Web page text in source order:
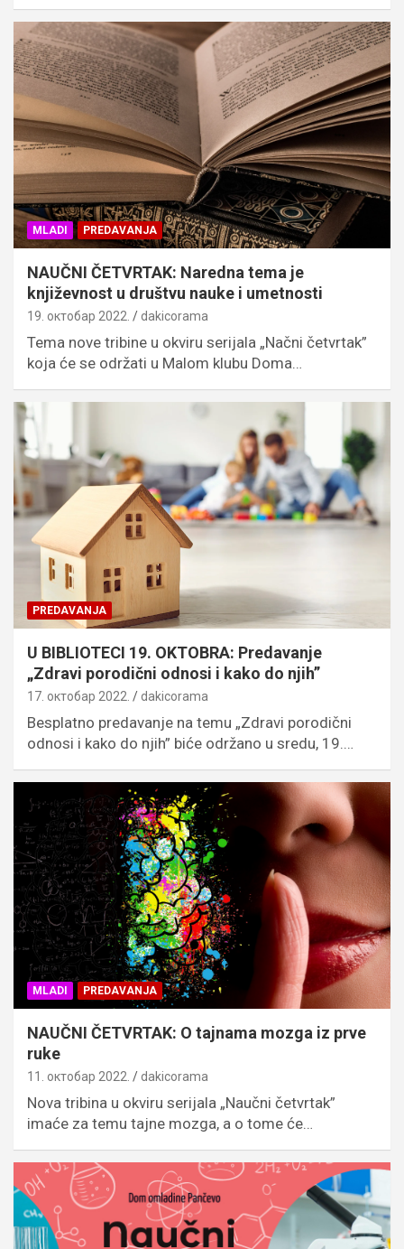
MLADI PREDAVANJA
NAUČNI ČETVRTAK: Naredna tema je
književnost u društvu nauke i umetnosti
19. октобар 2022. dakicorama
Tema nove tribine u okviru serijala „Načni četvrtak”
koja će se održati u Malom klubu Doma…
PREDAVANJA
U BIBLIOTECI 19. OKTOBRA: Predavanje
„Zdravi porodični odnosi i kako do njih”
17. октобар 2022. dakicorama
Besplatno predavanje na temu „Zdravi porodični
odnosi i kako do njih” biće održano u sredu, 19.…
MLADI PREDAVANJA
NAUČNI ČETVRTAK: O tajnama mozga iz prve
ruke
11. октобар 2022. dakicorama
Nova tribina u okviru serijala „Naučni četvrtak”
imaće za temu tajne mozga, a o tome će…